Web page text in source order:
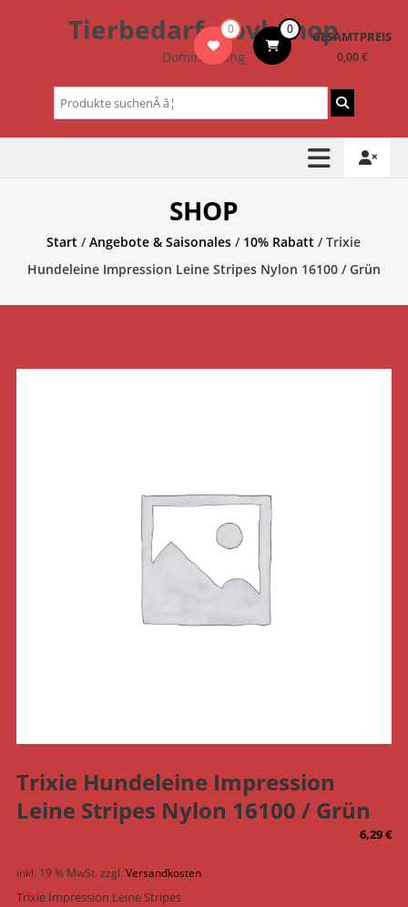
Tierbedarf – bvl-Shop
Dominik Lang
0 0 GESAMTPREIS
0,00 €
Suchen
nach:
SHOP
Start /Angebote & Saisonales / 10% Rabatt / Trixie
Hundeleine Impression Leine Stripes Nylon 16100 / Grün
Trixie Hundeleine Impression
Leine Stripes Nylon 16100 / Grün
6,29€
inkl. 19 % MwSt. zzgl. Versandkosten
Trixie Impression Leine Stripes